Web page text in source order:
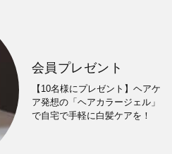
会員プレゼント
【10名様にプレゼント】ヘアケ
ア発想の「ヘアカラージェル」
で自宅で手軽に白髪ケアを！